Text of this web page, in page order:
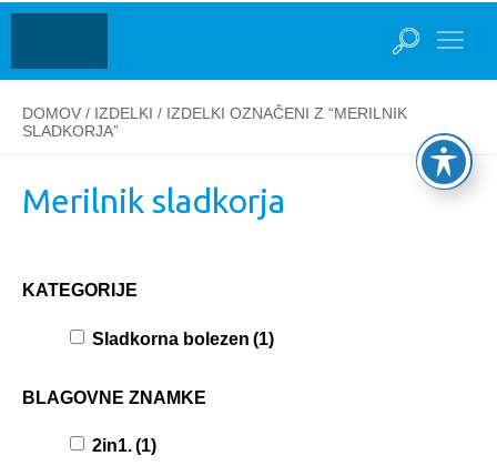
DOMOV / IZDELKI / IZDELKI OZNAČENI Z “MERILNIK
SLADKORJA”
Merilnik sladkorja
KATEGORIJE
Sladkorna bolezen (1)
BLAGOVNE ZNAMKE
2in1.(1)